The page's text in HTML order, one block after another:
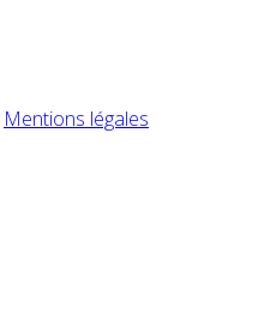
Mentions légales